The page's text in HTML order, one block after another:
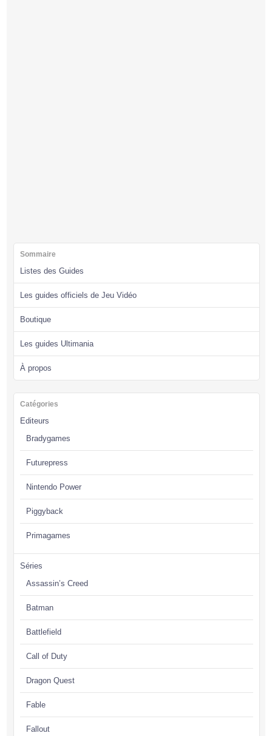
Sommaire
Listes des Guides
Les guides officiels de Jeu Vidéo
Boutique
Les guides Ultimania
À propos
Catégories
Editeurs
Bradygames
Futurepress
Nintendo Power
Piggyback
Primagames
Séries
Assassin’s Creed
Batman
Battlefield
Call of Duty
Dragon Quest
Fable
Fallout